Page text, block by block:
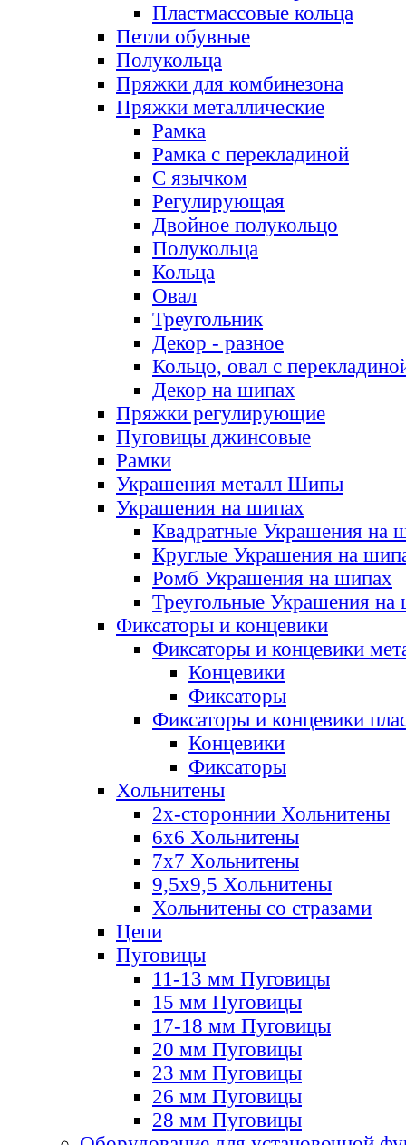
Пластмассовые кольца
Петли обувные
Полукольца
Пряжки для комбинезона
Пряжки металлические
Рамка
Рамка с перекладиной
С язычком
Регулирующая
Двойное полукольцо
Полукольца
Кольца
Овал
Треугольник
Декор - разное
Кольцо, овал с
Декор на шипах
Пряжки регулирующие
Пуговицы джинсовые
Рамки
Украшения металл Шипы
Украшения на шипах
Квадратные Украшения на
Круглые Украшения на
Ромб Украшения на шипах
Треугольные Украшения на
Фиксаторы и концевики
Фиксаторы и концевики
Концевики
Фиксаторы
Фиксаторы и концевики
Концевики
Фиксаторы
Хольнитены
2х-стороннии Хольнитены
6х6 Хольнитены
7х7 Хольнитены
9,5х9,5 Хольнитены
Хольнитены со стразами
Цепи
Пуговицы
11-13 мм Пуговицы
15 мм Пуговицы
17-18 мм Пуговицы
20 мм Пуговицы
23 мм Пуговицы
26 мм Пуговицы
28 мм Пуговицы